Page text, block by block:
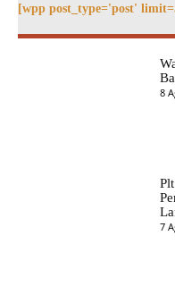
[wpp post_type='post'
8
7